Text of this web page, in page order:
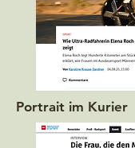
Portrait im Kurier